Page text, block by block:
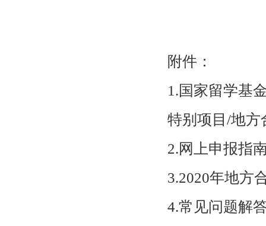
附件：
1.国家留学基
特别项目 /地方
2.网上申报指
3.2020年地方
4.常见问题解